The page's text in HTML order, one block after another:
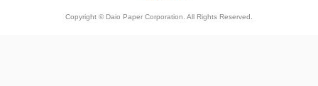
Copyright © Daio Paper Corporation. All Rights Reserved.